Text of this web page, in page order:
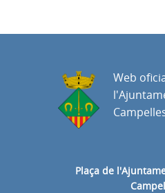
Plaça de
Web